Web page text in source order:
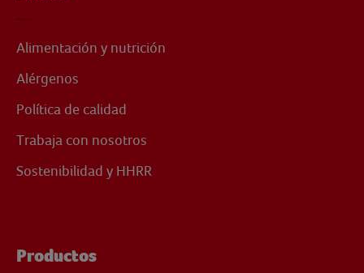
Alimentación y nutrición
Alérgenos
Política de calidad
Trabaja con nosotros
Sostenibilidad y HHRR
Productos